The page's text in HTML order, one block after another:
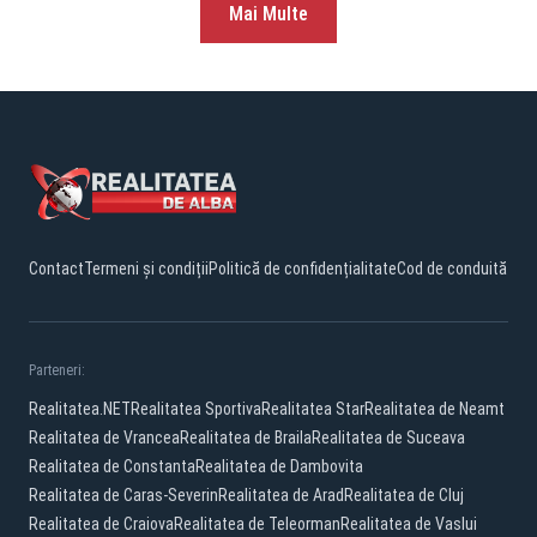
Mai Multe
ContactTermeni și condițiiPolitică de confidențialitateCod de conduită
Parteneri:
Realitatea.NETRealitatea SportivaRealitatea StarRealitatea de Neamt
Realitatea de VranceaRealitatea de BrailaRealitatea de Suceava
Realitatea de ConstantaRealitatea de Dambovita
Realitatea de Caras-SeverinRealitatea de Arad Realitatea de Cluj
Realitatea de CraiovaRealitatea de TeleormanRealitatea de Vaslui